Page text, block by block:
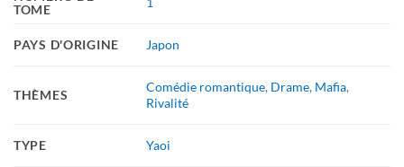
TOME
PAYS D'ORIGINE Japon
THÈMES
Comédie romantique, Drame, Mafia,
Rivalité
TYPE Yaoi